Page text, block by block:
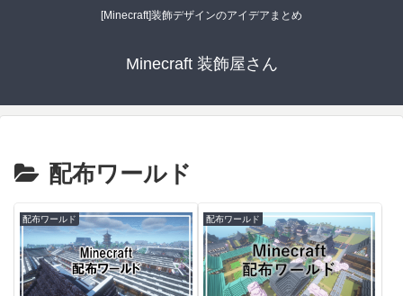
[Minecraft]装飾デザインのアイデアまとめ
Minecraft 装飾屋さん
配布ワールド
配布ワールド 配布ワールド